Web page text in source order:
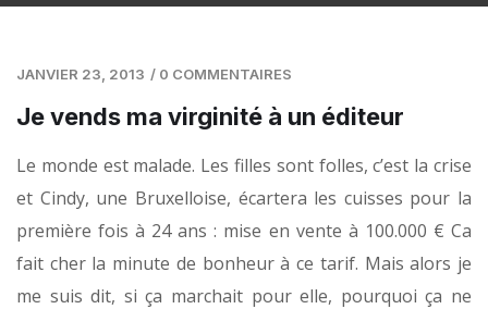
JANVIER 23, 2013 / 0 COMMENTAIRES
Je vends ma virginité à un éditeur
Le monde est malade. Les filles sont folles, c’est la crise
et Cindy, une Bruxelloise, écartera les cuisses pour la
première fois à 24 ans : mise en vente à 100.000 € Ca
fait cher la minute de bonheur à ce tarif. Mais alors je
me suis dit, si ça marchait pour elle, pourquoi ça ne